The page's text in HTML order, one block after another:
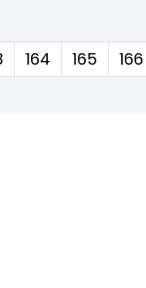
164 165 166